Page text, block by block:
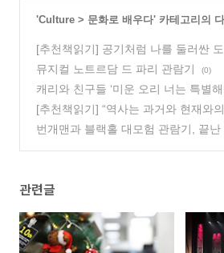
'Culture > 문화로 배우다' 카테고리의
[추천책읽기] 공기처럼 나를 둘러싼
속의 삶, 건축과 공간이 그려내는 일상
늬
(29)
뮤지컬 노트르담 드 파리 관람기 (0)
캐리와 친구들 ‘미운 오리 너는 특별해
기, 아이들을 위한 성장 뮤지컬!
(88)
[추천책읽기] “역사는 과거와 현재와의
우리가 지금 역사를 읽는 이유
(16)
번개맨과 블랙홀 대모험 관람기, 끝난
관련글